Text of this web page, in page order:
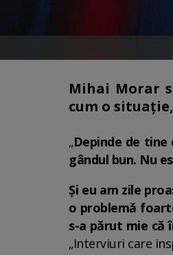
Mihai Morar
cum o
„Depinde de tine
gândul bun. Nu
Și eu am zile
o problemă
s-a părut mie că
„Interviuri care